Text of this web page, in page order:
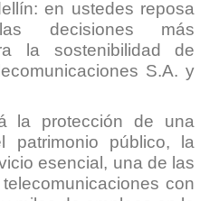
en ustedes reposa
decisiones más
la sostenibilidad de
S.A. y
la protección de una
patrimonio público, la
esencial, una de las
con